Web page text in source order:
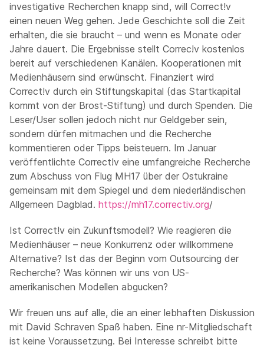
investigative Recherchen knapp sind, will Correct!v
einen neuen Weg gehen. Jede Geschichte soll die Zeit
erhalten, die sie braucht – und wenn es Monate oder
Jahre dauert. Die Ergebnisse stellt Correc!v kostenlos
bereit auf verschiedenen Kanälen. Kooperationen mit
Medienhäusern sind erwünscht. Finanziert wird
Correct!v durch ein Stiftungskapital (das Startkapital
kommt von der Brost-Stiftung) und durch Spenden. Die
Leser/User sollen jedoch nicht nur Geldgeber sein,
sondern dürfen mitmachen und die Recherche
kommentieren oder Tipps beisteuern. Im Januar
veröffentlichte Correct!v eine umfangreiche Recherche
zum Abschuss von Flug MH17 über der Ostukraine
gemeinsam mit dem Spiegel und dem niederländischen
Allgemeen Dagblad. https://mh17.correctiv.org/
Ist Correct!v ein Zukunftsmodell? Wie reagieren die
Medienhäuser – neue Konkurrenz oder willkommene
Alternative? Ist das der Beginn vom Outsourcing der
Recherche? Was können wir uns von US-
amerikanischen Modellen abgucken?
Wir freuen uns auf alle, die an einer lebhaften Diskussion
mit David Schraven Spaß haben. Eine nr-Mitgliedschaft
ist keine Voraussetzung. Bei Interesse schreibt bitte